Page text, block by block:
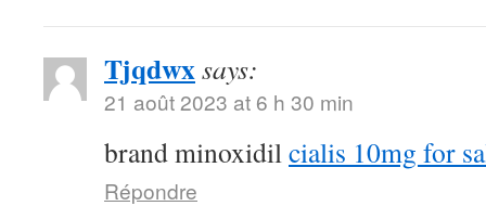
Tjqdwxsays:
21 août 2023 at 6 h 30 min
brand minoxidilcialis 10mg for
Répondre